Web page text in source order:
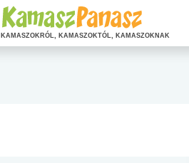
KAMASZOKRÓL, KAMASZOKTÓL, KAMASZOKNAK